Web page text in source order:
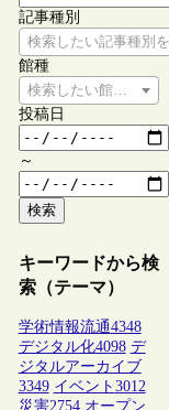
記事種別
検索したい記事種別
館種
検索したい館種を選択
投稿日
～
検索
キーワードから検
索（テーマ）
学術情報流通4348
デジタル化4098 デ
ジタルアーカイブ
3349 イベント 3012
災害2754 オープン